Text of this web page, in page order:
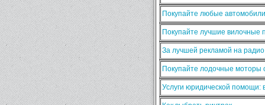
Покупайте любые
Покупайте лучшие вилочные
За лучшей рекламой на
Покупайте лодочные моторы
Услуги юридической